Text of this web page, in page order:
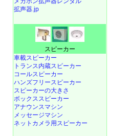
拡声器.jp
スピーカー
車載スピーカー
トランス内蔵スピーカー
コールスピーカー
ハンズフリースピーカー
スピーカーの大きさ
ボックススピーカー
アナウンスマシン
メッセージマシン
ネットカメラ用スピーカー